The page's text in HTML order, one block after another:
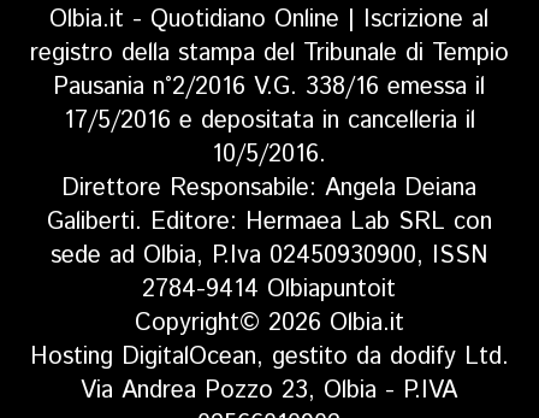
Olbia.it - Quotidiano Online | Iscrizione al
registro della stampa del Tribunale di Tempio
Pausania n°2/2016 V.G. 338/16 emessa il
17/5/2016 e depositata in cancelleria il
10/5/2016.
Direttore Responsabile: Angela Deiana
Galiberti. Editore: Hermaea Lab SRL con
sede ad Olbia, P.Iva 02450930900, ISSN
2784-9414 Olbiapuntoit
Copyright© 2026 Olbia.it
Hosting DigitalOcean, gestito da dodify Ltd.
Via Andrea Pozzo 23, Olbia - P.IVA